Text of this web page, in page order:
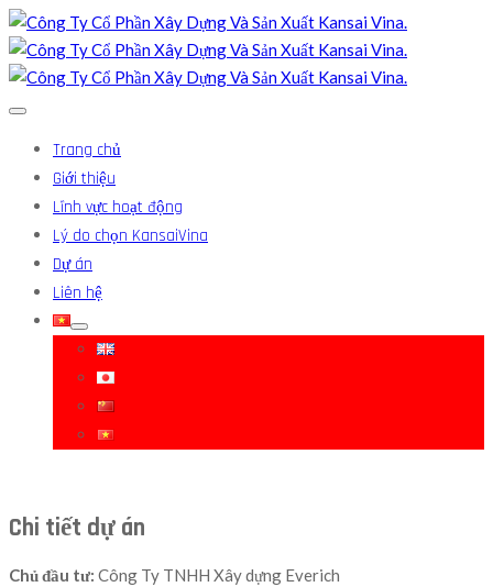
Trang chủ
Giới thiệu
Lĩnh vực hoạt động
Lý do chọn KansaiVina
Dự án
Liên hệ
Chi tiết dự án
Chủ đầu tư: Công Ty TNHH Xây dựng Everich